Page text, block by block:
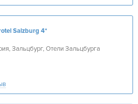
Salzburg 4*
Зальцбург, Отели Зальцбурга